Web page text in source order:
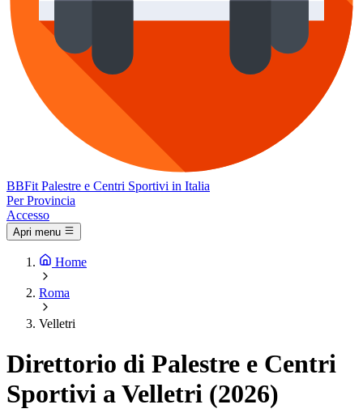
BBFit Palestre e Centri Sportivi in Italia
Per Provincia
Accesso
Apri menu
Home
Roma
Velletri
Direttorio di Palestre e Centri
Sportivi a Velletri (2026)